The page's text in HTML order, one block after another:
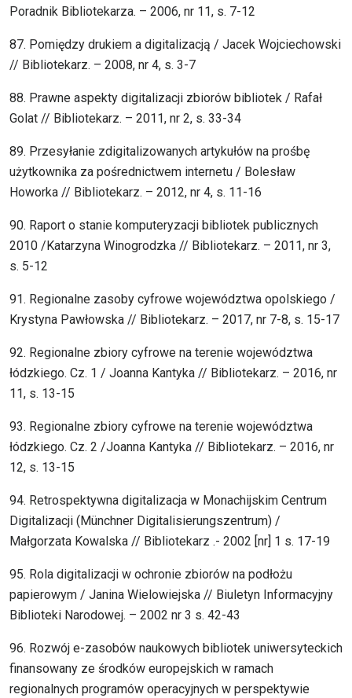
Poradnik Bibliotekarza. – 2006, nr 11, s. 7-12
87. Pomiędzy drukiem a digitalizacją / Jacek Wojciechowski
// Bibliotekarz. – 2008, nr 4, s. 3-7
88. Prawne aspekty digitalizacji zbiorów bibliotek / Rafał
Golat // Bibliotekarz. – 2011, nr 2, s. 33-34
89. Przesyłanie zdigitalizowanych artykułów na prośbę
użytkownika za pośrednictwem internetu / Bolesław
Howorka // Bibliotekarz. – 2012, nr 4, s. 11-16
90. Raport o stanie komputeryzacji bibliotek publicznych
2010 /Katarzyna Winogrodzka // Bibliotekarz. – 2011, nr 3,
s. 5-12
91. Regionalne zasoby cyfrowe województwa opolskiego /
Krystyna Pawłowska // Bibliotekarz. – 2017, nr 7-8, s. 15-17
92. Regionalne zbiory cyfrowe na terenie województwa
łódzkiego. Cz. 1 / Joanna Kantyka // Bibliotekarz. – 2016, nr
11, s. 13-15
93. Regionalne zbiory cyfrowe na terenie województwa
łódzkiego. Cz. 2 /Joanna Kantyka // Bibliotekarz. – 2016, nr
12, s. 13-15
94. Retrospektywna digitalizacja w Monachijskim Centrum
Digitalizacji (Münchner Digitalisierungszentrum) /
Małgorzata Kowalska // Bibliotekarz .- 2002 [nr] 1 s. 17-19
95. Rola digitalizacji w ochronie zbiorów na podłożu
papierowym / Janina Wielowiejska // Biuletyn Informacyjny
Biblioteki Narodowej. – 2002 nr 3 s. 42-43
96. Rozwój e-zasobów naukowych bibliotek uniwersyteckich
finansowany ze środków europejskich w ramach
regionalnych programów operacyjnych w perspektywie